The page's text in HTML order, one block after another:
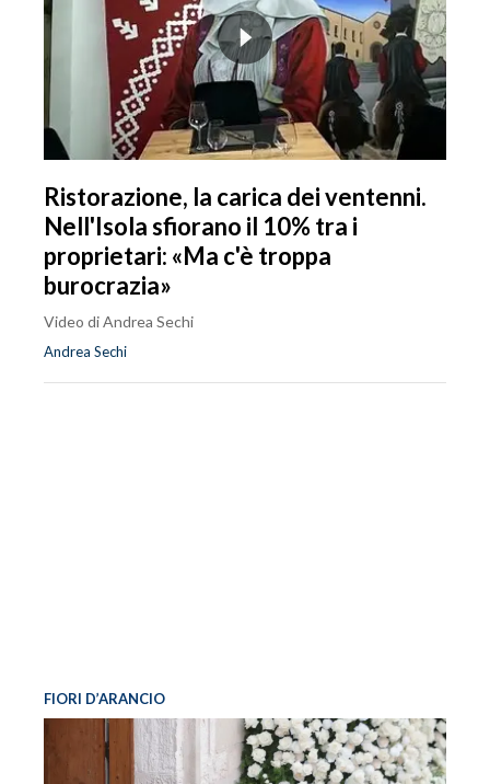
Ristorazione, la carica dei ventenni.
Nell'Isola sfiorano il 10% tra i
proprietari: «Ma c'è troppa
burocrazia»
Video di Andrea Sechi
Andrea Sechi
FIORI D’ARANCIO